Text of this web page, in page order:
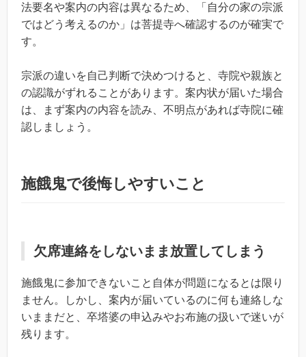
法要名や案内の内容は異なるため、「自分の家の宗派
ではどう考えるのか」は菩提寺へ確認するのが確実で
す。
宗派の違いを自己判断で決めつけると、寺院や親族と
の認識がずれることがあります。案内状が届いた場合
は、まず案内の内容を読み、不明点があれば寺院に確
認しましょう。
施餓鬼で後悔しやすいこと
欠席連絡をしないまま放置してしまう
施餓鬼に参加できないこと自体が問題になるとは限り
ません。しかし、案内が届いているのに何も連絡しな
いままだと、卒塔婆の申込みやお布施の扱いで迷いが
残ります。